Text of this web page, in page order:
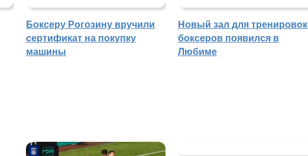
Боксеру Рогозину вручили
сертификат на покупку
машины
Новый зал для тренировок
боксеров появился в
Любиме